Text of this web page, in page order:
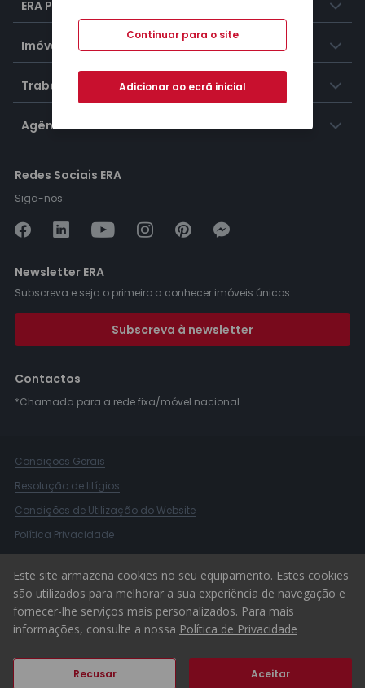
ERA Portugal
Imóveis
Trabalhar na ERA
Agências ERA
Redes Sociais ERA
Siga-nos:
Newsletter ERA
Subscreva e seja o primeiro a conhecer imóveis únicos.
Subscreva à newsletter
Contactos
*Chamada para a rede fixa/móvel nacional.
Condições Gerais
Resolução de litígios
Condições de Utilização do Website
Política Privacidade
Canal de Denúncias
© 2026 ERA Portugal
Este site armazena cookies no seu equipamento. Estes cookies
são utilizados para melhorar a sua experiência de navegação e
fornecer-lhe serviços mais personalizados. Para mais
informações, consulte a nossa Política de Privacidade
Recusar Aceitar
Continuar para o site
Adicionar ao ecrã inicial